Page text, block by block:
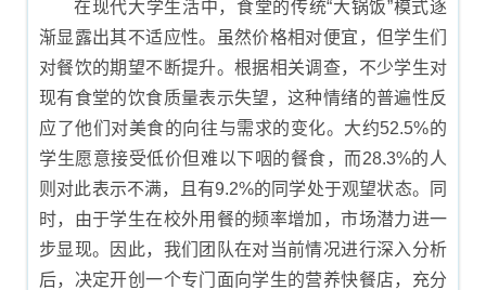
在现代大学生活中，食堂的传统“大锅饭”模式逐
渐显露出其不适应性。虽然价格相对便宜，但学生们
对餐饮的期望不断提升。根据相关调查，不少学生对
现有食堂的饮食质量表示失望，这种情绪的普遍性反
应了他们对美食的向往与需求的变化。大约52.5%的
学生愿意接受低价但难以下咽的餐食，而28.3%的人
则对此表示不满，且有9.2%的同学处于观望状态。同
时，由于学生在校外用餐的频率增加，市场潜力进一
步显现。因此，我们团队在对当前情况进行深入分析
后，决定开创一个专门面向学生的营养快餐店，充分